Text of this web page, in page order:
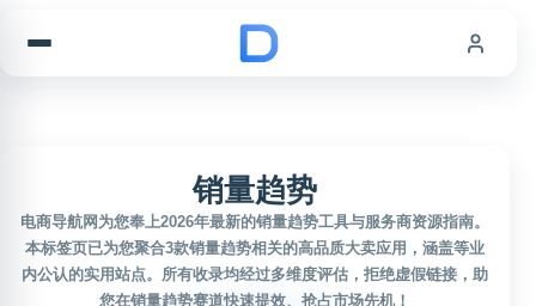
销量趋势
电商导航网为您奉上2026年最新的销量趋势工具与服务商资源指南。
本标签页已为您聚合3款销量趋势相关的高品质大卖应用，涵盖等业
内公认的实用站点。所有收录均经过多维度评估，拒绝虚假链接，助
您在销量趋势赛道快速提效、抢占市场先机！